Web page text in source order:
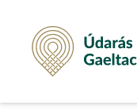
Údarás na